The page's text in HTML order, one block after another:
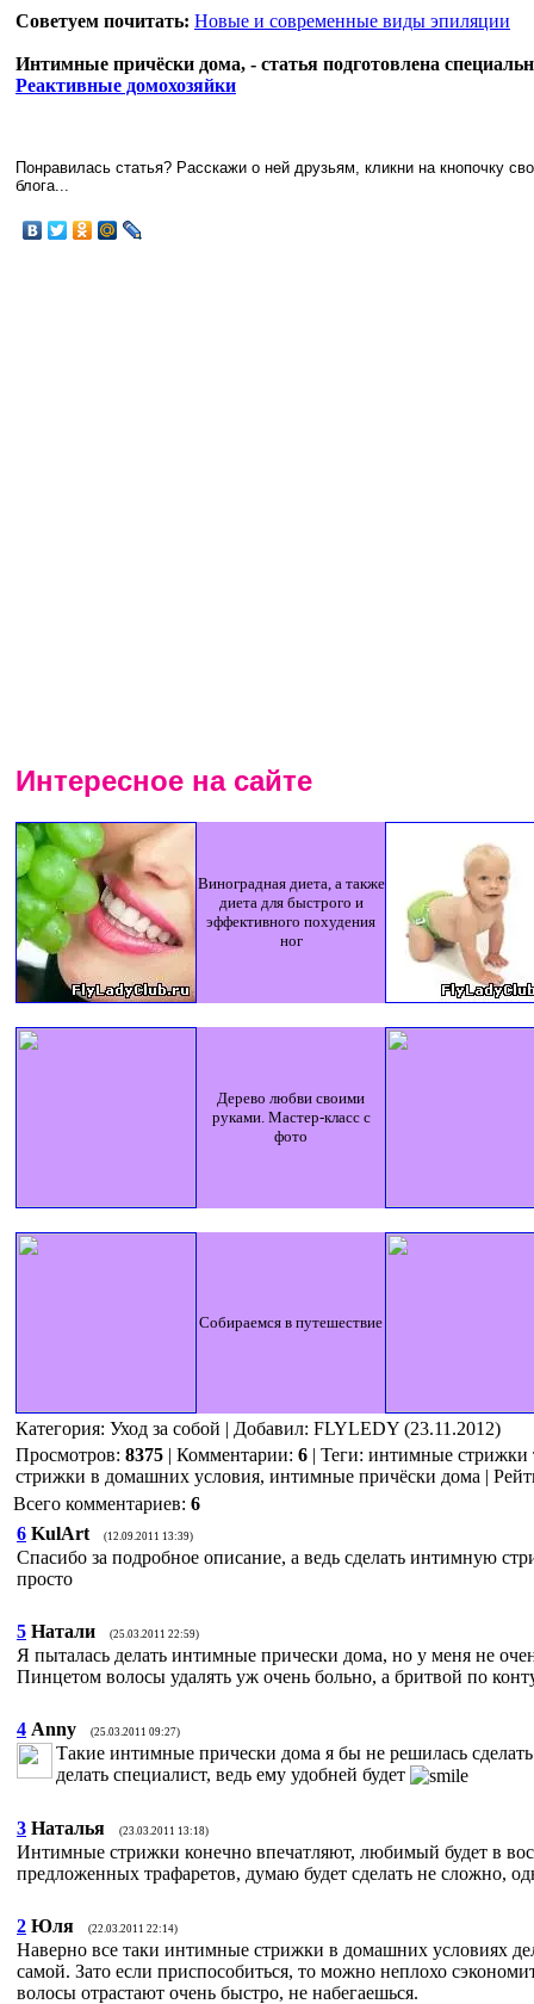
Советуем почитать: Новые и современные виды эпиляции
Интимные причёски дома, - статья подготовлена
Реактивные домохозяйки
Понравилась статья? Расскажи о ней друзьям, кликни на кнопочку
блога...
Интересное на сайте
Виноградная диета, а также
диета для быстрого и
эффективного похудения
ног
Дерево любви своими
руками. Мастер-класс с
фото
Собираемся в путешествие
Категория: Уход за собой | Добавил: FLYLEDY (23.11.2012)
Просмотров: 8375 | Комментарии: 6 | Теги: интимные стрижки
стрижки в домашних условия, интимные причёски дома |
Всего комментариев: 6
6 KulArt (12.09.2011 13:39)
Спасибо за подробное описание, а ведь сделать интимную
просто
5 Натали (25.03.2011 22:59)
Я пыталась делать интимные прически дома, но у меня не
Пинцетом волосы удалять уж очень больно, а бритвой по
4 Anny (25.03.2011 09:27)
Такие интимные прически дома я бы не решилась
делать специалист, ведь ему удобней будет
3 Наталья (23.03.2011 13:18)
Интимные стрижки конечно впечатляют, любимый будет в
предложенных трафаретов, думаю будет сделать не сложно,
2 Юля (22.03.2011 22:14)
Наверно все таки интимные стрижки в домашних условиях
самой. Зато если приспособиться, то можно неплохо
волосы отрастают очень быстро, не набегаешься.